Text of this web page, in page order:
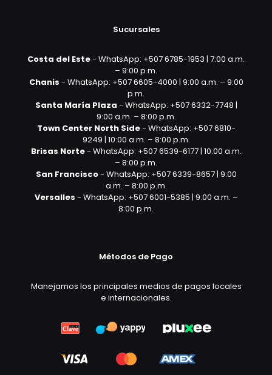
Sucursales
Costa del Este- WhatsApp: +507 6785-1953 | 7:00 a.m.
– 9:00 p.m.
Chanis - WhatsApp: +507 6605-4000 | 9:00 a.m. – 9:00
p.m.
Santa María Plaza - WhatsApp: +507 6332-7748 |
9:00 a.m. – 8:00 p.m.
Town Center North Side- WhatsApp: +507 6810-
9249 | 10:00 a.m. – 8:00 p.m.
Brisas Norte- WhatsApp: +507 6539-6177 | 10:00 a.m.
– 8:00 p.m.
San Francisco- WhatsApp: +507 6339-8657 | 9:00
a.m. – 8:00 p.m.
Versalles - WhatsApp: +507 6001-5385 | 9:00 a.m. –
8:00 p.m.
Métodos de Pago
Manejamos los principales medios de pagos locales
e internacionales.